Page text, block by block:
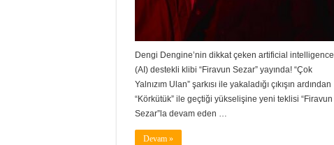
Dengi Dengine’nin dikkat çeken artificial intelligence
(AI) destekli klibi “Firavun Sezar” yayında! “Çok
Yalnızım Ulan” şarkısı ile yakaladığı çıkışın ardından
“Körkütük” ile geçtiği yükselişine yeni teklisi “Firavun
Sezar”la devam eden …
Devam »